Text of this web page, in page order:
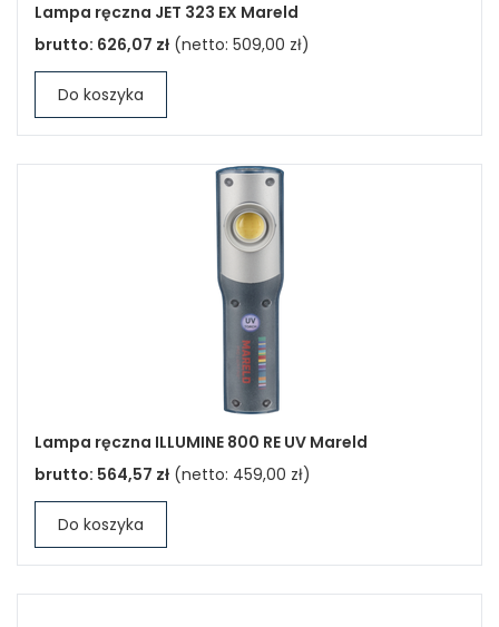
Lampa ręczna JET 323 EX Mareld
brutto: 626,07 zł (netto: 509,00 zł)
Do koszyka
Lampa ręczna ILLUMINE 800 RE UV Mareld
brutto: 564,57 zł (netto: 459,00 zł)
Do koszyka